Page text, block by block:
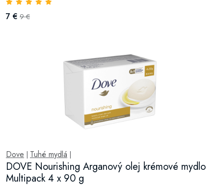
7 € 9 €
Dove Tuhé mydlá
DOVE Nourishing Arganový olej krémové mydlo
Multipack 4 x 90 g